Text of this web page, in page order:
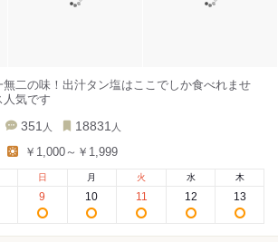
二の味！出汁タン塩はここでしか食べれませ
人気です
351 人 18831 人
￥1,000～￥1,999
日
9
月
10
火
11
水
12
木
13